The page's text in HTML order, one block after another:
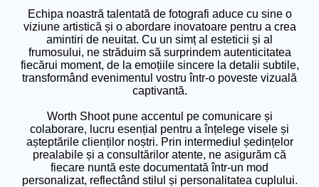
Echipa noastră talentată de fotografi aduce cu sine o
viziune artistică și o abordare inovatoare pentru a crea
amintiri de neuitat. Cu un simț al esteticii și al
frumosului, ne străduim să surprindem autenticitatea
fiecărui moment, de la emoțiile sincere la detalii subtile,
transformând evenimentul vostru într-o poveste vizuală
captivantă.
Worth Shoot pune accentul pe comunicare și
colaborare, lucru esențial pentru a înțelege visele și
așteptările clienților noștri. Prin intermediul ședințelor
prealabile și a consultărilor atente, ne asigurăm că
fiecare nuntă este documentată într-un mod
personalizat, reflectând stilul și personalitatea cuplului.